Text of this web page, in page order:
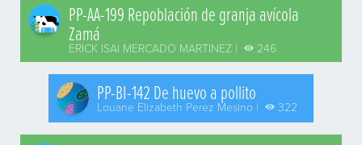
PP-AA-199 Repoblación de granja avícola
Zamá
ERICK ISAI MERCADO MARTINEZ | 246
PP-BI-142 De huevo a pollito
Louane Elizabeth Perez Mesino | 322